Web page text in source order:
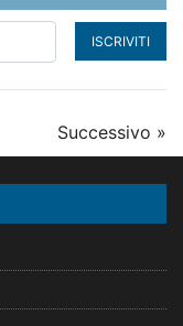
ISCRIVITI
Successivo »